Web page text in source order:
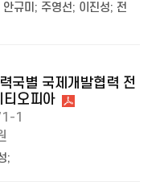
안규미 ; 주영선; 이진성; 전
국별 국제개발협력 전
오피아
1
;